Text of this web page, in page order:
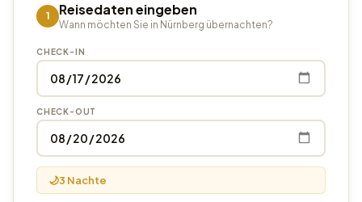
1 Reisedaten eingeben
Wann möchten Sie in Nürnberg übernachten?
CHECK-IN
CHECK-OUT
🌙3 Nachte